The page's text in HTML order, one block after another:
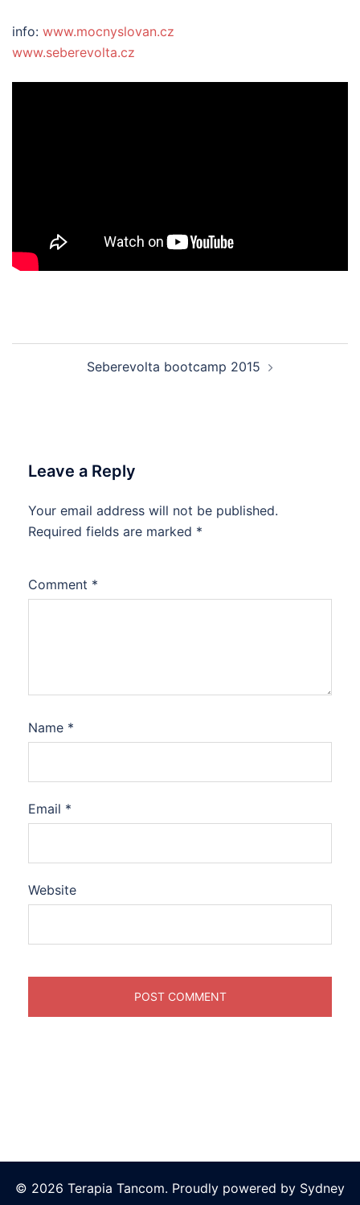
info: www.mocnyslovan.cz
www.seberevolta.cz
navigationSeberevolta bootcamp 2015
Leave a Reply
Your email address will not be published.
Required fields are marked *
Comment *
Name *
Email *
Website
© 2026 Terapia Tancom. Proudly powered by Sydney